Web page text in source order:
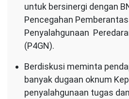
untuk bersinergi dengan
Pencegahan
Penyalahgunaan
(P4GN).
Berdiskusi meminta
banyak dugaan oknum
penyalahgunaan tugas